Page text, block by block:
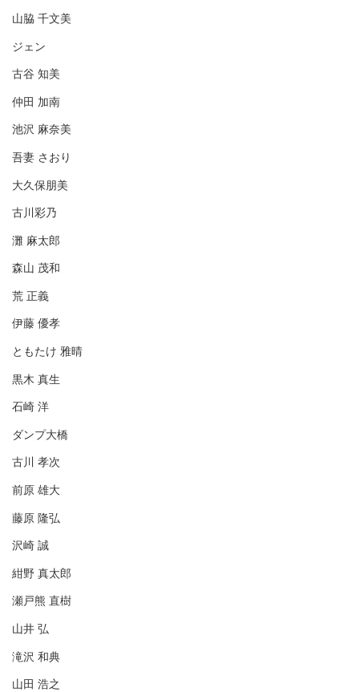
山脇 千文美
ジェン
古谷 知美
仲田 加南
池沢 麻奈美
吾妻 さおり
大久保朋美
古川彩乃
灘 麻太郎
森山 茂和
荒 正義
伊藤 優孝
ともたけ 雅晴
黒木 真生
石崎 洋
ダンプ大橋
古川 孝次
前原 雄大
藤原 隆弘
沢崎 誠
紺野 真太郎
瀬戸熊 直樹
山井 弘
滝沢 和典
山田 浩之